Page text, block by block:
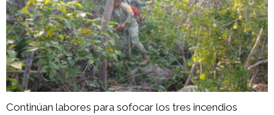
Continúan labores para sofocar los tres incendios